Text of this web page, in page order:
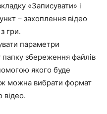
«Записувати» і
– захоплення відео
гри.
параметри
папку збереження файлів
якого буде
можна вибрати формат
відео.